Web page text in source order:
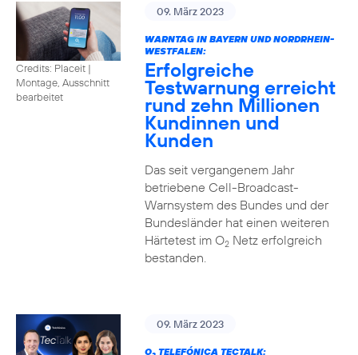
Credits: Placeit |
Montage, Ausschnitt
bearbeitet
09. März 2023
WARNTAG IN BAYERN UND NORDRHEIN-
WESTFALEN:
Erfolgreiche
Testwarnung erreicht
rund zehn Millionen
Kundinnen und
Kunden
Das seit vergangenem Jahr
betriebene Cell-Broadcast-
Warnsystem des Bundes und der
Bundesländer hat einen weiteren
Härtetest im O2Netz erfolgreich
bestanden.
09. März 2023
O TELEFÓNICA TECTALK: